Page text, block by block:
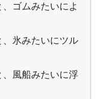
、ゴムみたいによ
、氷みたいにツル
、風船みたいに浮